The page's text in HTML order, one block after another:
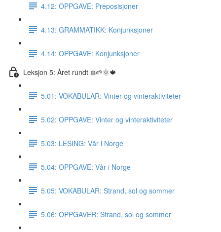
4.12: OPPGAVE: Preposisjoner
4.13: GRAMMATIKK: Konjunksjoner
4.14: OPPGAVE: Konjunksjoner
Leksjon 5: Året rundt ❄️🌱🌞🍁
5.01: VOKABULAR: Vinter og vinteraktiviteter
5.02: OPPGAVE: Vinter og vinteraktiviteter
5.03: LESING: Vår i Norge
5.04: OPPGAVE: Vår i Norge
5.05: VOKABULAR: Strand, sol og sommer
5.06: OPPGAVER: Strand, sol og sommer